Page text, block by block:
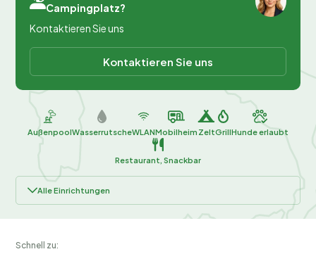
Campingplatz?
Kontaktieren Sie uns
Kontaktieren Sie uns
AußenpoolWasserrutscheWLANMobilheim ZeltGrillHunde erlaubt
Restaurant, Snackbar
Alle Einrichtungen
Schnell zu: